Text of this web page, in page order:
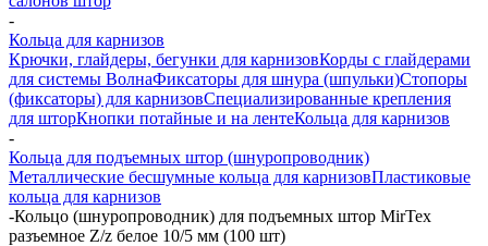
-
Кольца для карнизов
Крючки, глайдеры, бегунки для карнизовКорды с глайдерами
для системы ВолнаФиксаторы для шнура (шпульки)Стопоры
(фиксаторы) для карнизовСпециализированные крепления
для шторКнопки потайные и на лентеКольца для карнизов
-
Кольца для подъемных штор (шнуропроводник)
Металлические бесшумные кольца для карнизовПластиковые
кольца для карнизов
-Кольцо (шнуропроводник) для подъемных штор MirTex
разъемное Z/z белое 10/5 мм (100 шт)